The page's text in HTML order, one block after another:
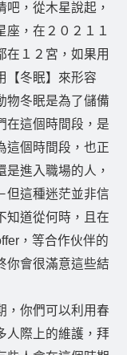
，從木星說起，
座，在２０２１１
在１２宮，如果用
【冬眠】來形容
物冬眠是為了儲備
在這個時間段，是
這個時間段，也正
進入職場的人，
但這種迷茫並非信
知道從何時，且在
，等合作伙伴的
你會很滿意這些結
，你們可以利用春
人際上的維護，拜